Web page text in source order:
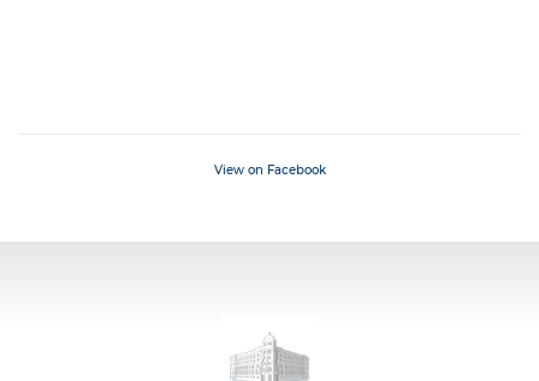
View on Facebook